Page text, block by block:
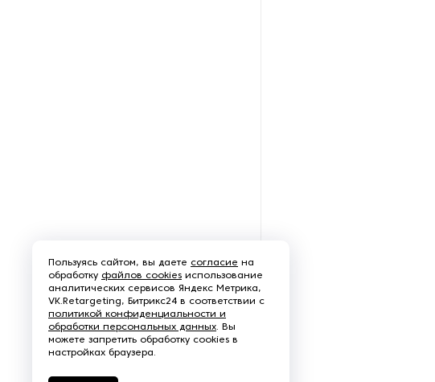
Пользуясь сайтом, вы даете согласие на
обработку файлов cookies использование
аналитических сервисов Яндекс Метрика,
VK.Retargeting, Битрикс24 в соответствии с
политикой конфиденциальности и
обработки персональных данных. Вы
можете запретить обработку cookies в
настройках браузера.